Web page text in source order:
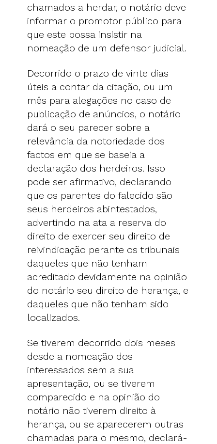
chamados a herdar, o notário deve
informar o promotor público para
que este possa insistir na
nomeação de um defensor judicial.
Decorrido o prazo de vinte dias
úteis a contar da citação, ou um
mês para alegações no caso de
publicação de anúncios, o notário
dará o seu parecer sobre a
relevância da notoriedade dos
factos em que se baseia a
declaração dos herdeiros. Isso
pode ser afirmativo, declarando
que os parentes do falecido são
seus herdeiros abintestados,
advertindo na ata a reserva do
direito de exercer seu direito de
reivindicação perante os tribunais
daqueles que não tenham
acreditado devidamente na opinião
do notário seu direito de herança, e
daqueles que não tenham sido
localizados.
Se tiverem decorrido dois meses
desde a nomeação dos
interessados sem a sua
apresentação, ou se tiverem
comparecido e na opinião do
notário não tiverem direito à
herança, ou se aparecerem outras
chamadas para o mesmo, declará-